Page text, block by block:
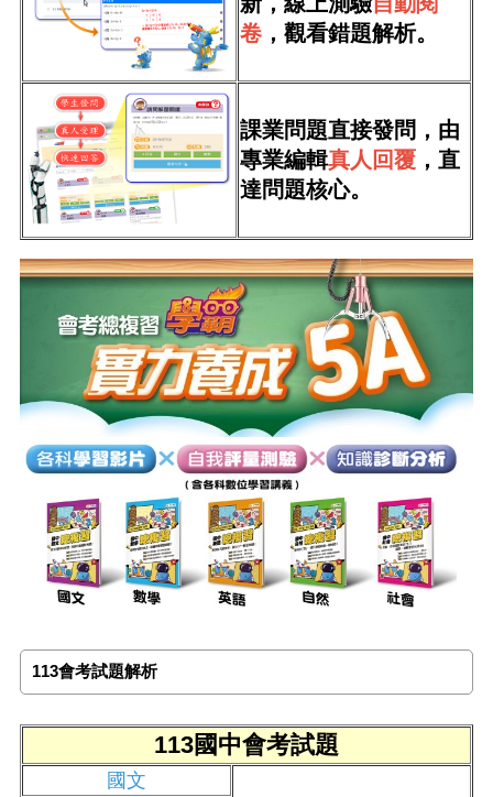
卷，觀看錯題解析。
課業問題直接發問，由
專業編輯真人回覆，直
達問題核心。
113會考試題解析
113國中會考試題
國文